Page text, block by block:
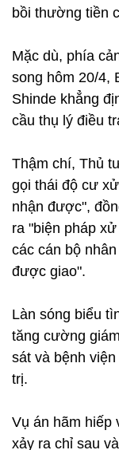
bồi thường tiền
Mặc dù, phía
song hôm 20/4,
Shinde khẳng
cầu thụ lý điều
Thậm chí, Thủ
gọi thái độ cư
nhận được",
ra "biện pháp
các cán bộ
được giao".
Làn sóng biểu
tăng cường
sát và bệnh
trị.
Vụ án hãm hiếp
xảy ra chỉ sau